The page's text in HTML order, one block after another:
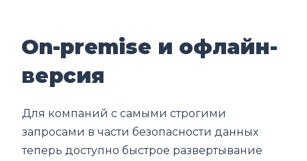
On-premise и офлайн-
версия
Для компаний с самыми строгими
запросами в части безопасности данных
теперь доступно быстрое развертывание